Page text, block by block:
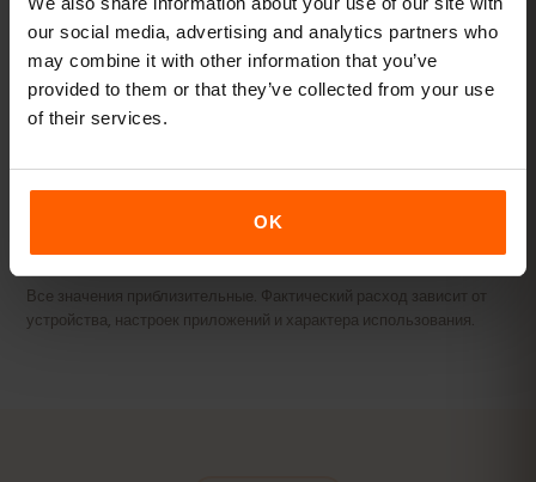
our social media, advertising and analytics partners who
may combine it with other information that you’ve
provided to them or that they’ve collected from your use
of their services.
OK
Стриминг и точка доступа
Видео, видеозвонки и интернет для ноутбука или
планшета.
Все значения приблизительные. Фактический расход зависит от
устройства, настроек приложений и характера использования.